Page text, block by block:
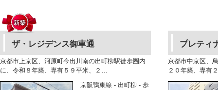
ザ・レジデンス御車通
京都市上京区、河原町今出川南の出町柳駅徒歩圏内
に、令和８年築、専有５９平米、２…
京阪鴨東線 - 出町柳 - 歩
プレティ
京都市中京区、
２０年築、専有